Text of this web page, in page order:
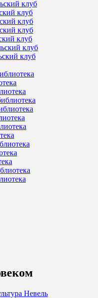
клуб
клуб
клуб
клуб
клуб
клуб
клуб
Невель